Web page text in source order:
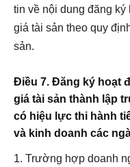
tin về nội dung đăng
giá tài sản theo quy
sản.
Điều 7. Đăng ký hoạt
giá tài sản thành lập
có hiệu lực thi hành
và kinh doanh các
1. Trường hợp doanh